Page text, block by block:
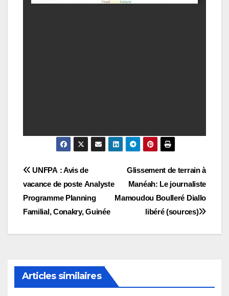
Navigation
de
l’article
Glissement de terrain à
Manéah: Le journaliste
Mamoudou Boulleré Diallo
libéré (sources)
UNFPA : Avis de
vacance de poste Analyste
Programme Planning
Familial, Conakry, Guinée
Articles similaires